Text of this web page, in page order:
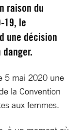
raison du
19, le
une décision
5 mai 2020 une
la Convention
aux femmes.